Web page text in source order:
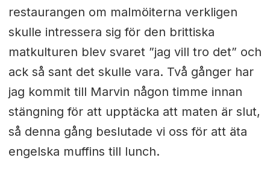
restaurangen om malmöiterna verkligen
skulle intressera sig för den brittiska
matkulturen blev svaret ”jag vill tro det” och
ack så sant det skulle vara. Två gånger har
jag kommit till Marvin någon timme innan
stängning för att upptäcka att maten är slut,
så denna gång beslutade vi oss för att äta
engelska muffins till lunch.